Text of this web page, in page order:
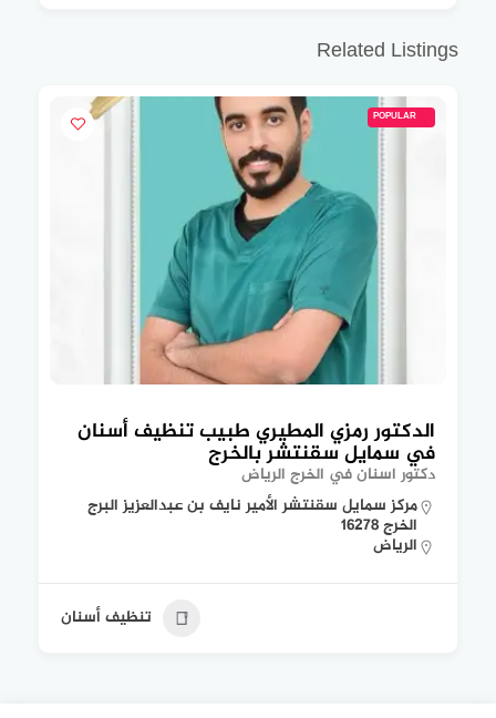
Related Listings
POPULAR
الدكتور رمزي المطيري طبيب تنظيف أسنان
في سمايل سقنتشر بالخرج
دكتور اسنان في الخرج الرياض
مركز سمايل سقنتشر الأمير نايف بن عبدالعزيز البرج
الخرج 16278
الرياض
تنظيف أسنان